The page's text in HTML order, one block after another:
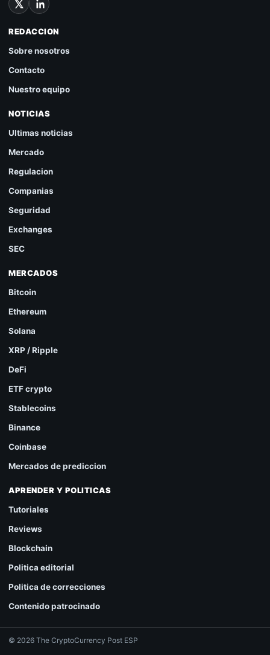
REDACCION
Sobre nosotros
Contacto
Nuestro equipo
NOTICIAS
Ultimas noticias
Mercado
Regulacion
Companias
Seguridad
Exchanges
SEC
MERCADOS
Bitcoin
Ethereum
Solana
XRP / Ripple
DeFi
ETF crypto
Stablecoins
Binance
Coinbase
Mercados de prediccion
APRENDER Y POLITICAS
Tutoriales
Reviews
Blockchain
Politica editorial
Politica de correcciones
Contenido patrocinado
© 2026 The CryptoCurrency Post ESP